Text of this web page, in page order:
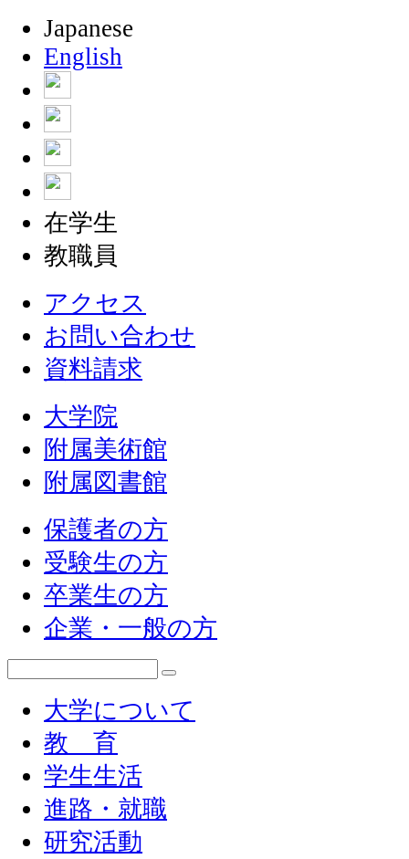
Japanese
English
在学生
教職員
アクセス
お問い合わせ
資料請求
大学院
附属美術館
附属図書館
保護者の方
受験生の方
卒業生の方
企業・一般の方
大学について
教 育
学生生活
進路・就職
研究活動